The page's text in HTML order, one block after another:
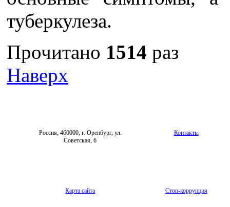
туберкулеза.
Прочитано 1514 раз
Наверх
Россия, 460000, г. Оренбург, ул.
Советская, 6
Контакты
Карта сайта Стоп-коррупция